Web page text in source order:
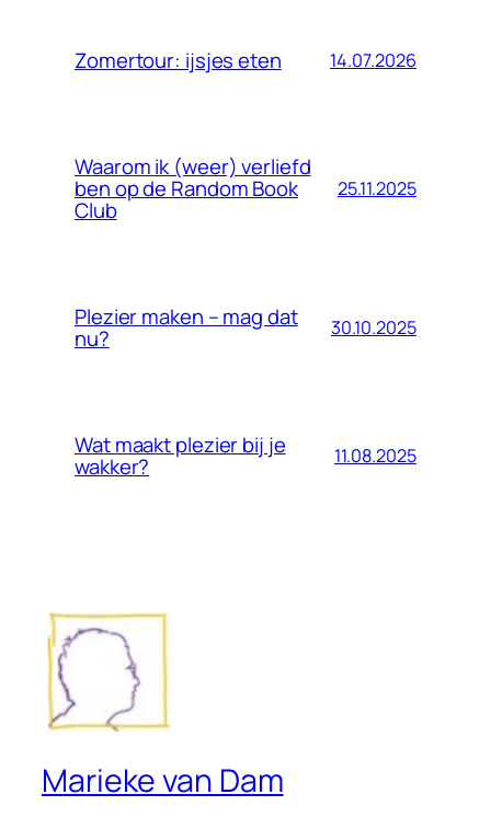
Zomertour: ijsjes eten 14.07.2026
Waarom ik (weer) verliefd
ben op de Random Book
Club
25.11.2025
Plezier maken – mag dat
nu? 30.10.2025
Wat maakt plezier bij je
wakker? 11.08.2025
Marieke van Dam